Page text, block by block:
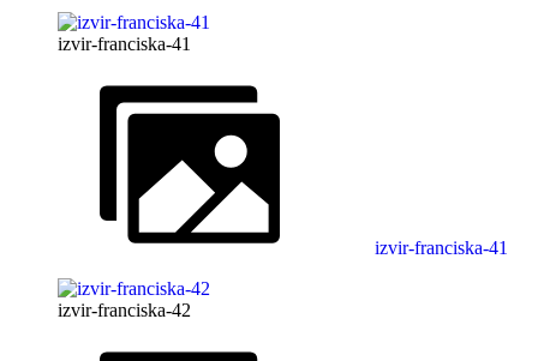
izvir-franciska-41
izvir-franciska-41
izvir-franciska-42